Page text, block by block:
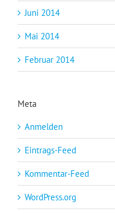
Juni 2014
Mai 2014
Februar 2014
Meta
Anmelden
Eintrags-Feed
Kommentar-Feed
WordPress.org